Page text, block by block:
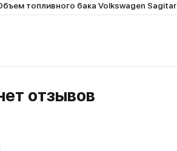
топливного бака Volkswagen Sagitar
отзывов